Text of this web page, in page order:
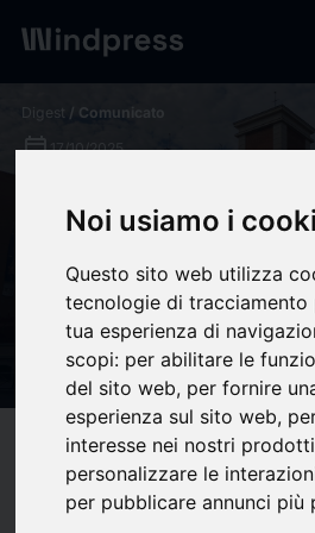
Noi usiamo i
Questo sito web utilizza
tecnologie di tracciamento
tua esperienza di
scopi: per abilitare le
del sito web, per fornire
esperienza sul sito web,
interesse nei nostri
personalizzare le
per pubblicare annunci
Digest / Comunicato
calendar_today17/10/2025
La Santa Sede
parroquia María
de Madrid -
España
Compatibilità help
bookmark_borderupload Condividi